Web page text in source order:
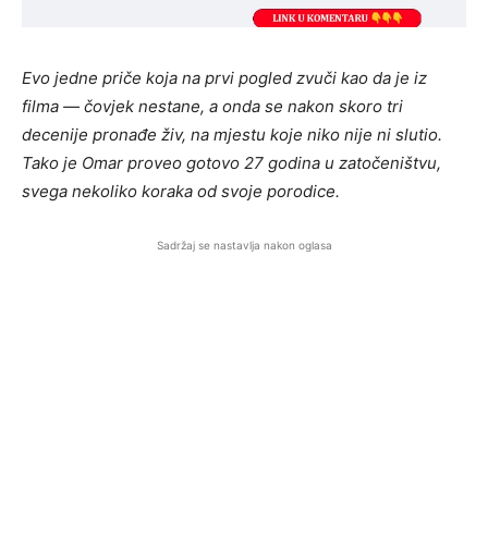
Evo jedne priče koja na prvi pogled zvuči kao da je iz
filma — čovjek nestane, a onda se nakon skoro tri
decenije pronađe živ, na mjestu koje niko nije ni slutio.
Tako je Omar proveo gotovo 27 godina u zatočeništvu,
svega nekoliko koraka od svoje porodice.
Sadržaj se nastavlja nakon oglasa